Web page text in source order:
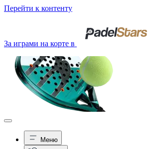
Перейти к контенту
За играми на корте в
Меню